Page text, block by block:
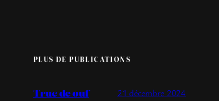
PLUS DE PUBLICATIONS
Truc de ouf 21 décembre 2024